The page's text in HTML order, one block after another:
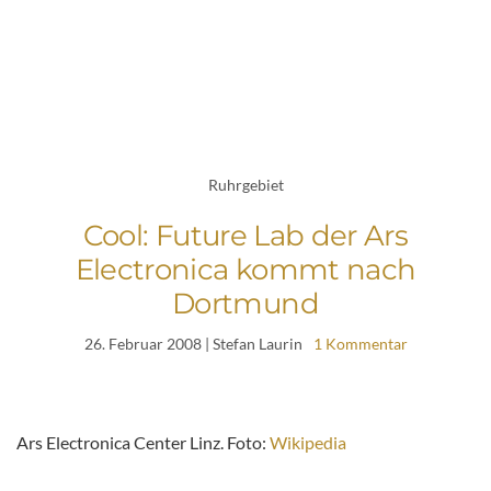
Ruhrgebiet
Cool: Future Lab der Ars
Electronica kommt nach
Dortmund
26. Februar 2008| Stefan Laurin 1 Kommentar
Ars Electronica Center Linz. Foto: Wikipedia